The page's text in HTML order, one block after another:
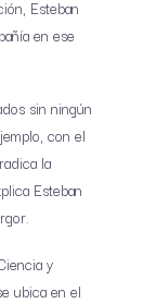
Esteban
en ese
sin ningún
con el
la
Esteban
y
ubica en el